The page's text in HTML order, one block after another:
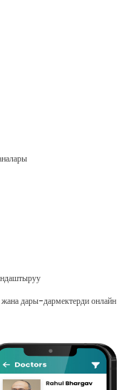
дары-дармектерди онлайн